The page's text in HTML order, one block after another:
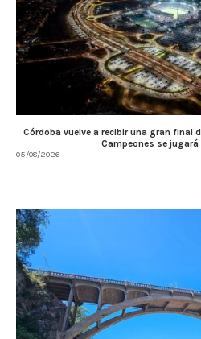
Córdoba vuelve a recibir una gran final
Campeones se jugará
05/08/2026